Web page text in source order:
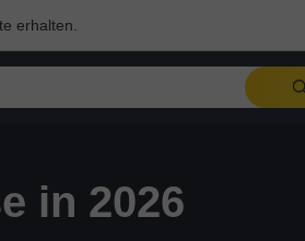
erhalten.
in 2026